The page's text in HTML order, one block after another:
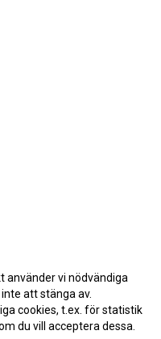
använder vi nödvändiga
att stänga av.
cookies, t.ex. för statistik
du vill acceptera dessa.